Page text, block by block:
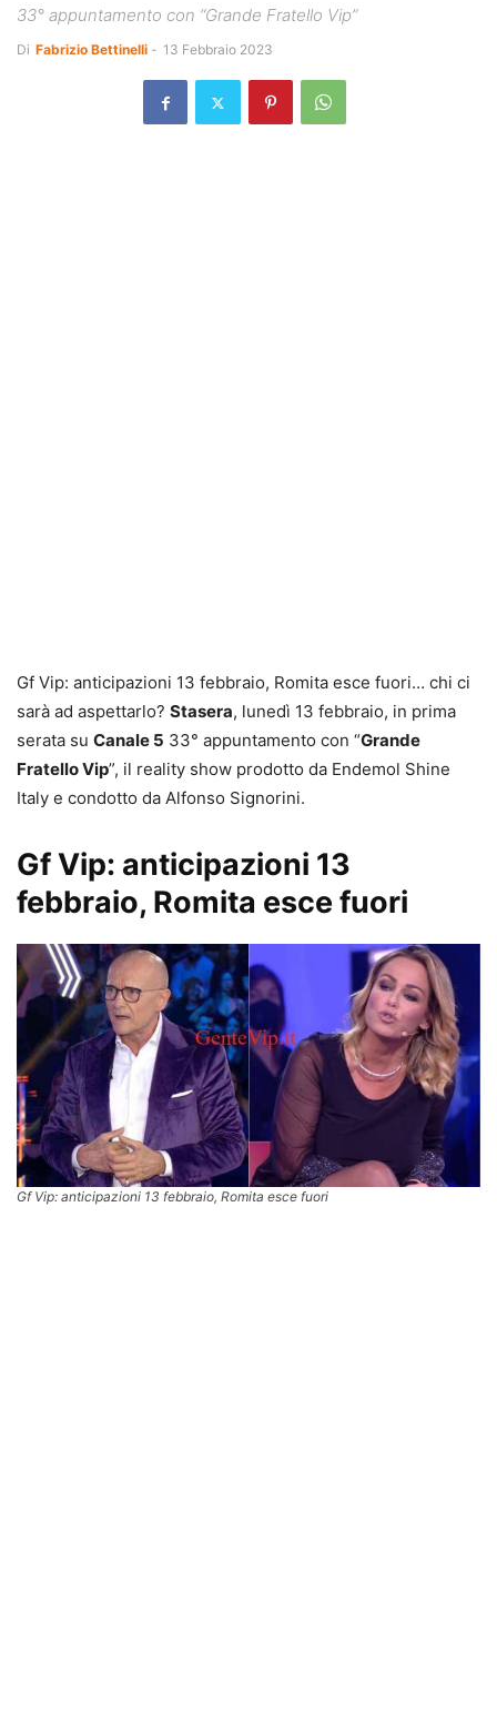
33° appuntamento con “Grande Fratello Vip”
Di Fabrizio Bettinelli - 13 Febbraio 2023
Gf Vip: anticipazioni 13 febbraio, Romita esce fuori… chi ci
sarà ad aspettarlo? Stasera, lunedì 13 febbraio, in prima
serata su Canale 5 33° appuntamento con “Grande
Fratello Vip”, il reality show prodotto da Endemol Shine
Italy e condotto da Alfonso Signorini.
Gf Vip: anticipazioni 13
febbraio, Romita esce fuori
Gf Vip: anticipazioni 13 febbraio, Romita esce fuori